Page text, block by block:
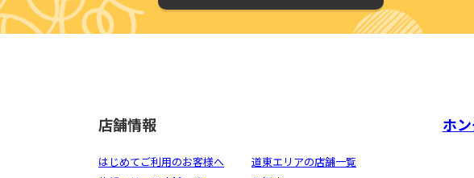
店舗情報
はじめてご利用のお客様へ
道東エリアの店舗一覧
ホ